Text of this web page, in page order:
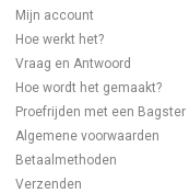
Mijn account
Hoe werkt het?
Vraag en Antwoord
Hoe wordt het gemaakt?
Proefrijden met een Bagster
Algemene voorwaarden
Betaalmethoden
Verzenden